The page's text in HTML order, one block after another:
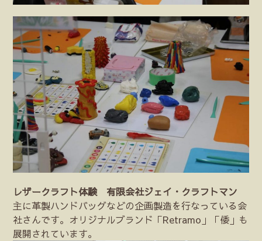
レザークラフト体験 有限会社ジェイ・クラフトマン
主に革製ハンドバッグなどの企画製造を行なっている会
社さんです。オリジナルブランド「Retramo」「倭」も
展開されています。